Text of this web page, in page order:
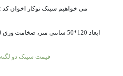
می خواهیم سینک توکار اخوان کد 72 را برای شما معرفی کنیم، این سینک با جنس استیل ضد زنگ زنگ فانتزی همراه با پوشش سطح صیقلی و براق ،
ابعاد 120*50 سانتی متر، ضخامت ورق 8/0 میلی متر با عمق لگن 16.5 سانتی متر داری دو لگن بیضی شکل تک سینی آماده نصب در آشپزخانه شما عزیزان است.
قیمت سینک دو